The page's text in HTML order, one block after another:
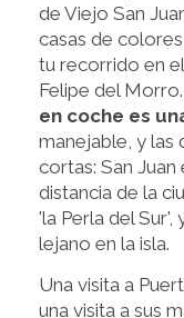
de Viejo San
casas de
tu recorrido en
Felipe del
en coche es
manejable, y las
cortas: San
distancia de la
'la Perla del Sur',
lejano en la isla.
Una visita a
una visita a sus